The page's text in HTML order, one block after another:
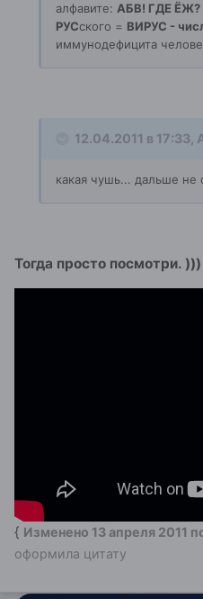
алфавите: АБВ! ГДЕ ЁЖ?
РУСского = ВИРУС -
иммунодефицита
12.04.2011 в 17:33,
какая чушь... дальше не
Тогда просто посмотри. )))
{ Изменено 13 апреля 2011
оформила цитату